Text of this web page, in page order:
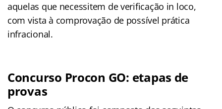
aquelas que necessitem de verificação in loco,
com vista à comprovação de possível prática
infracional.
Concurso Procon GO: etapas de
provas